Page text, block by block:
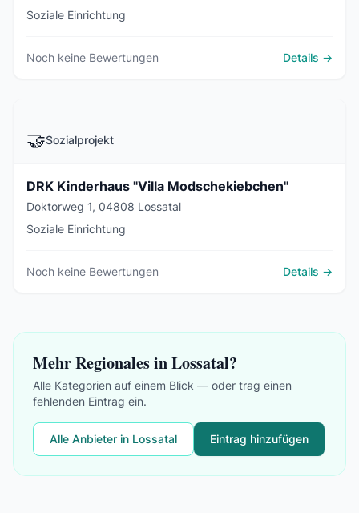
Soziale Einrichtung
Noch keine Bewertungen Details →
🤝Sozialprojekt
DRK Kinderhaus "Villa Modschekiebchen"
Doktorweg 1, 04808 Lossatal
Soziale Einrichtung
Noch keine Bewertungen Details →
Mehr Regionales in Lossatal?
Alle Kategorien auf einem Blick — oder trag einen
fehlenden Eintrag ein.
Alle Anbieter in Lossatal Eintrag hinzufügen